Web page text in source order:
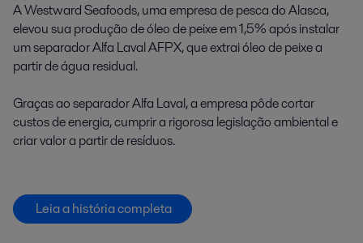
A Westward Seafoods, uma empresa de pesca do Alasca,
elevou sua produção de óleo de peixe em 1,5% após instalar
um separador Alfa Laval AFPX, que extrai óleo de peixe a
partir de água residual.
Graças ao separador Alfa Laval, a empresa pôde cortar
custos de energia, cumprir a rigorosa legislação ambiental e
criar valor a partir de resíduos.
Leia a história completa